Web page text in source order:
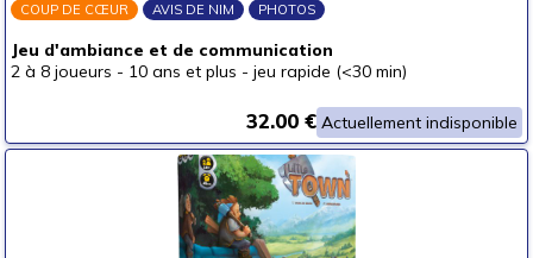
un ado (12-16 ans)
un adulte (16 ans et +)
COUP DE CŒUR AVIS DE NIM PHOTOS
Jeu d'ambiance et de communication
2 à 8 joueurs - 10 ans et plus - jeu rapide (<30 min)
Actuellement indisponible
32.00 €